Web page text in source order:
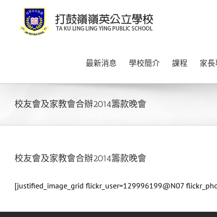
content
最新消息 學校簡介 課程 家
校友會及家教會合辦2014籌款晚會
校友會及家教會合辦2014籌款晚會
[justified_image_grid flickr_user=129996199@N07